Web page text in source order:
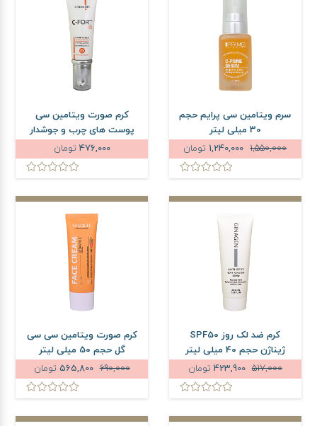
سرم ویتامین سی پرایم حجم
30 میلی لیتر
1,550,000
تومان
کرم صورت ویتامین سی
پوست های چرب و جوشدار
درمالیفت حجم 40 میلی لیتر
476,000 تومان
کرم ضد لک روز SPF50
ژیناژن حجم 40 میلی لیتر
517,000
423,900 تومان
کرم صورت ویتامین سی سی
گل حجم 50 میلی لیتر
690,000
565,800 تومان